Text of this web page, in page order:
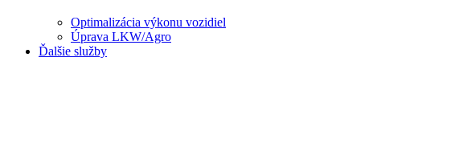
Optimalizácia výkonu vozidiel
Úprava LKW/Agro
Ďalšie služby